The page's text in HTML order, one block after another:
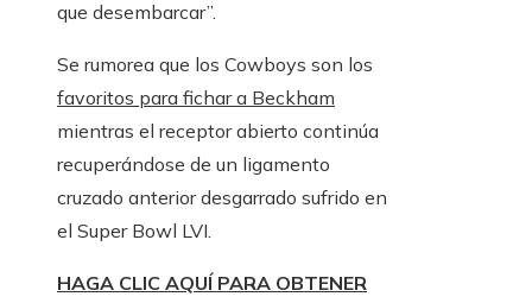
que desembarcar”.
Se rumorea que los Cowboys son los
favoritos para fichar a Beckham
mientras el receptor abierto continúa
recuperándose de un ligamento
cruzado anterior desgarrado sufrido en
el Super Bowl LVI.
HAGA CLIC AQUÍ PARA OBTENER